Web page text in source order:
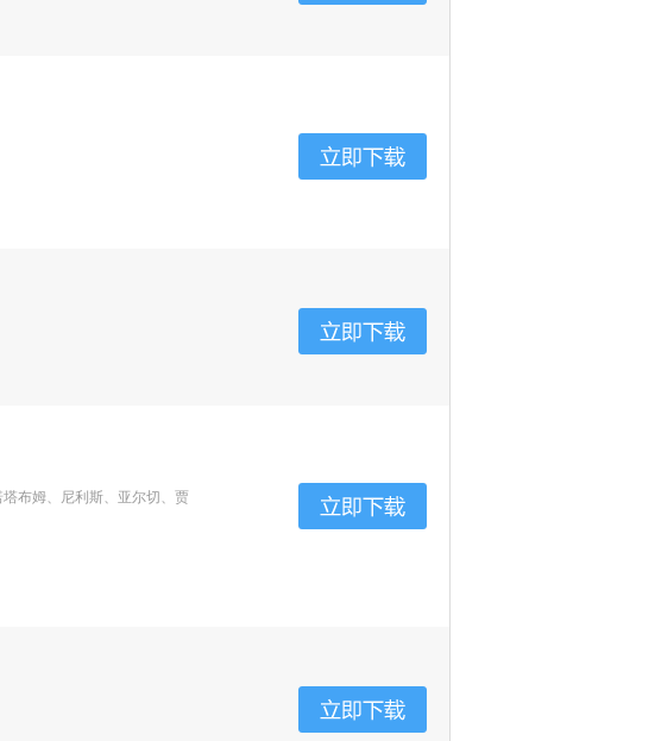
布姆、尼利斯、亚尔切、贾